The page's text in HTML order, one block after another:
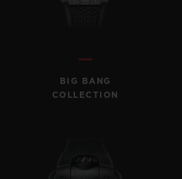
BIG BANG
COLLECTION